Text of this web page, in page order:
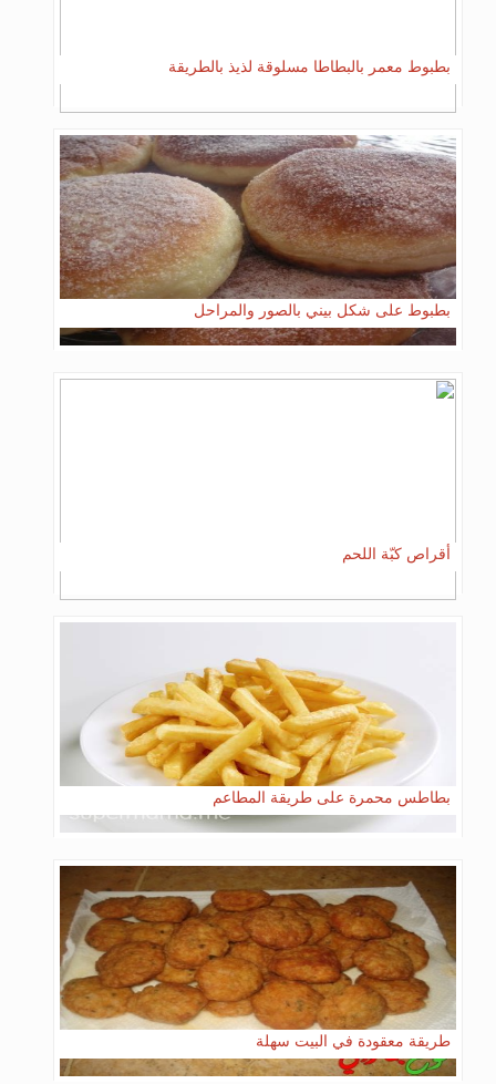
بطبوط معمر بالبطاطا مسلوقة لذيذ بالطريقة
بطبوط على شكل بيني بالصور والمراحل
أقراص كبّة اللحم
بطاطس محمرة على طريقة المطاعم
طريقة معقودة في البيت سهلة